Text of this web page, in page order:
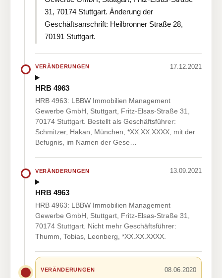
31, 70174 Stuttgart. Änderung der
Geschäftsanschrift: Heilbronner Straße 28,
70191 Stuttgart.
VERÄNDERUNGEN 17.12.2021
HRB 4963
HRB 4963: LBBW Immobilien Management
Gewerbe GmbH, Stuttgart, Fritz-Elsas-Straße 31,
70174 Stuttgart. Bestellt als Geschäftsführer:
Schmitzer, Hakan, München, *XX.XX.XXXX, mit der
Befugnis, im Namen der Gese…
VERÄNDERUNGEN 13.09.2021
HRB 4963
HRB 4963: LBBW Immobilien Management
Gewerbe GmbH, Stuttgart, Fritz-Elsas-Straße 31,
70174 Stuttgart. Nicht mehr Geschäftsführer:
Thumm, Tobias, Leonberg, *XX.XX.XXXX.
VERÄNDERUNGEN 08.06.2020